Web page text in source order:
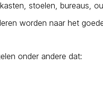
stoelen, bureaus,
worden naar het
onder andere dat: